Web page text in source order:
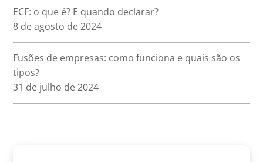
ECF: o que é? E quando declarar?
8 de agosto de 2024
Fusões de empresas: como funciona e quais são os
tipos?
31 de julho de 2024